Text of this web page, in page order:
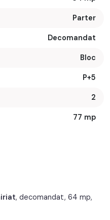
Parter
Decomandat
Bloc
P+5
2
77 mp
2025
, decomandat, 64 mp,